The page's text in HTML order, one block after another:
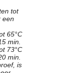
tot
een
65°C
min.
73°C
min.
is